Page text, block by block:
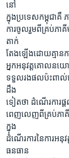
នៅ
ក្នុងប្រទេសកម្ពុជាគឺ
ការចូលរួមពីគ្រប់ភា
តាក់
តែងឡើងដោយគ្មាន
អ្នកអនុវត្តគោលន
ទទួលរងផលប៉ះពាល់
ដឹង
ទៀតថា ដំណើរការផ្
ពេញលេញពីគ្រប់ភា
ក្នុង
ដំណើរការនៃការអ
ធនធាន